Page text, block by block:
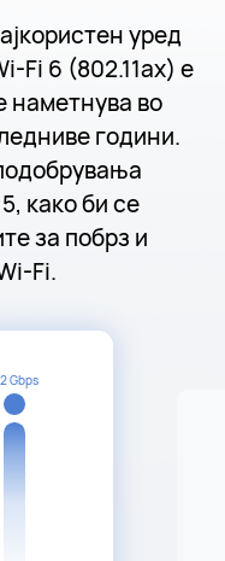
уред
Fi 6 (802.11ax) е
наметнува во
години.
како би се
за побрз и
Fi.
Gbps